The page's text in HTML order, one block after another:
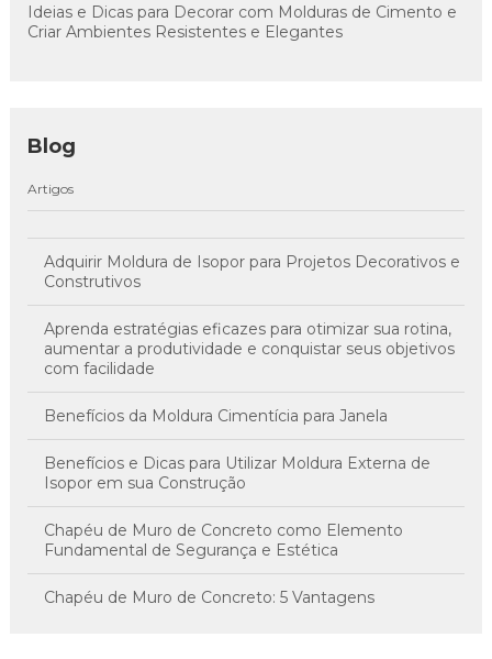
Ideias e Dicas para Decorar com Molduras de Cimento e
Criar Ambientes Resistentes e Elegantes
Blog
Artigos
Adquirir Moldura de Isopor para Projetos Decorativos e
Construtivos
Aprenda estratégias eficazes para otimizar sua rotina,
aumentar a produtividade e conquistar seus objetivos
com facilidade
Benefícios da Moldura Cimentícia para Janela
Benefícios e Dicas para Utilizar Moldura Externa de
Isopor em sua Construção
Chapéu de Muro de Concreto como Elemento
Fundamental de Segurança e Estética
Chapéu de Muro de Concreto: 5 Vantagens